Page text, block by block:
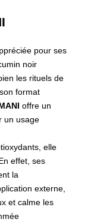
pour ses
noir
les rituels de
format
offre un
un usage
elle
effet, ses
la
externe,
et calme les